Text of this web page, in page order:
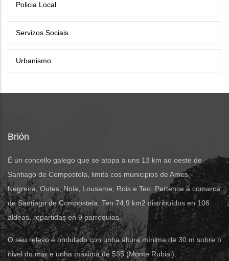
Policia Local
Servizos Sociais
Urbanismo
Brión
É un concello galego que se atopa a uns 13 km ao oeste de
Santiago de Compostela, limita cos municipios de Ames,
Negreira, Outes, Noia, Lousame, Rois e Teo. Pertence á comarca
de Santiago de Compostela. Ten 74,9 km2 distribuídos en 106
aldeas, repartidas en 9 parroquias.
O seu relevo é ondulado con unha altura mínima de 30 m sobre o
nivel do mar e unha máxima de 535 (Monte Rubial).